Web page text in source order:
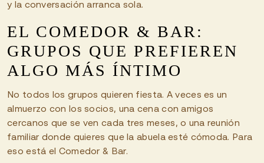
y la conversación arranca sola.
EL COMEDOR & BAR:
GRUPOS QUE PREFIEREN
ALGO MÁS ÍNTIMO
No todos los grupos quieren fiesta. A veces es un
almuerzo con los socios, una cena con amigos
cercanos que se ven cada tres meses, o una reunión
familiar donde quieres que la abuela esté cómoda. Para
eso está el Comedor & Bar.